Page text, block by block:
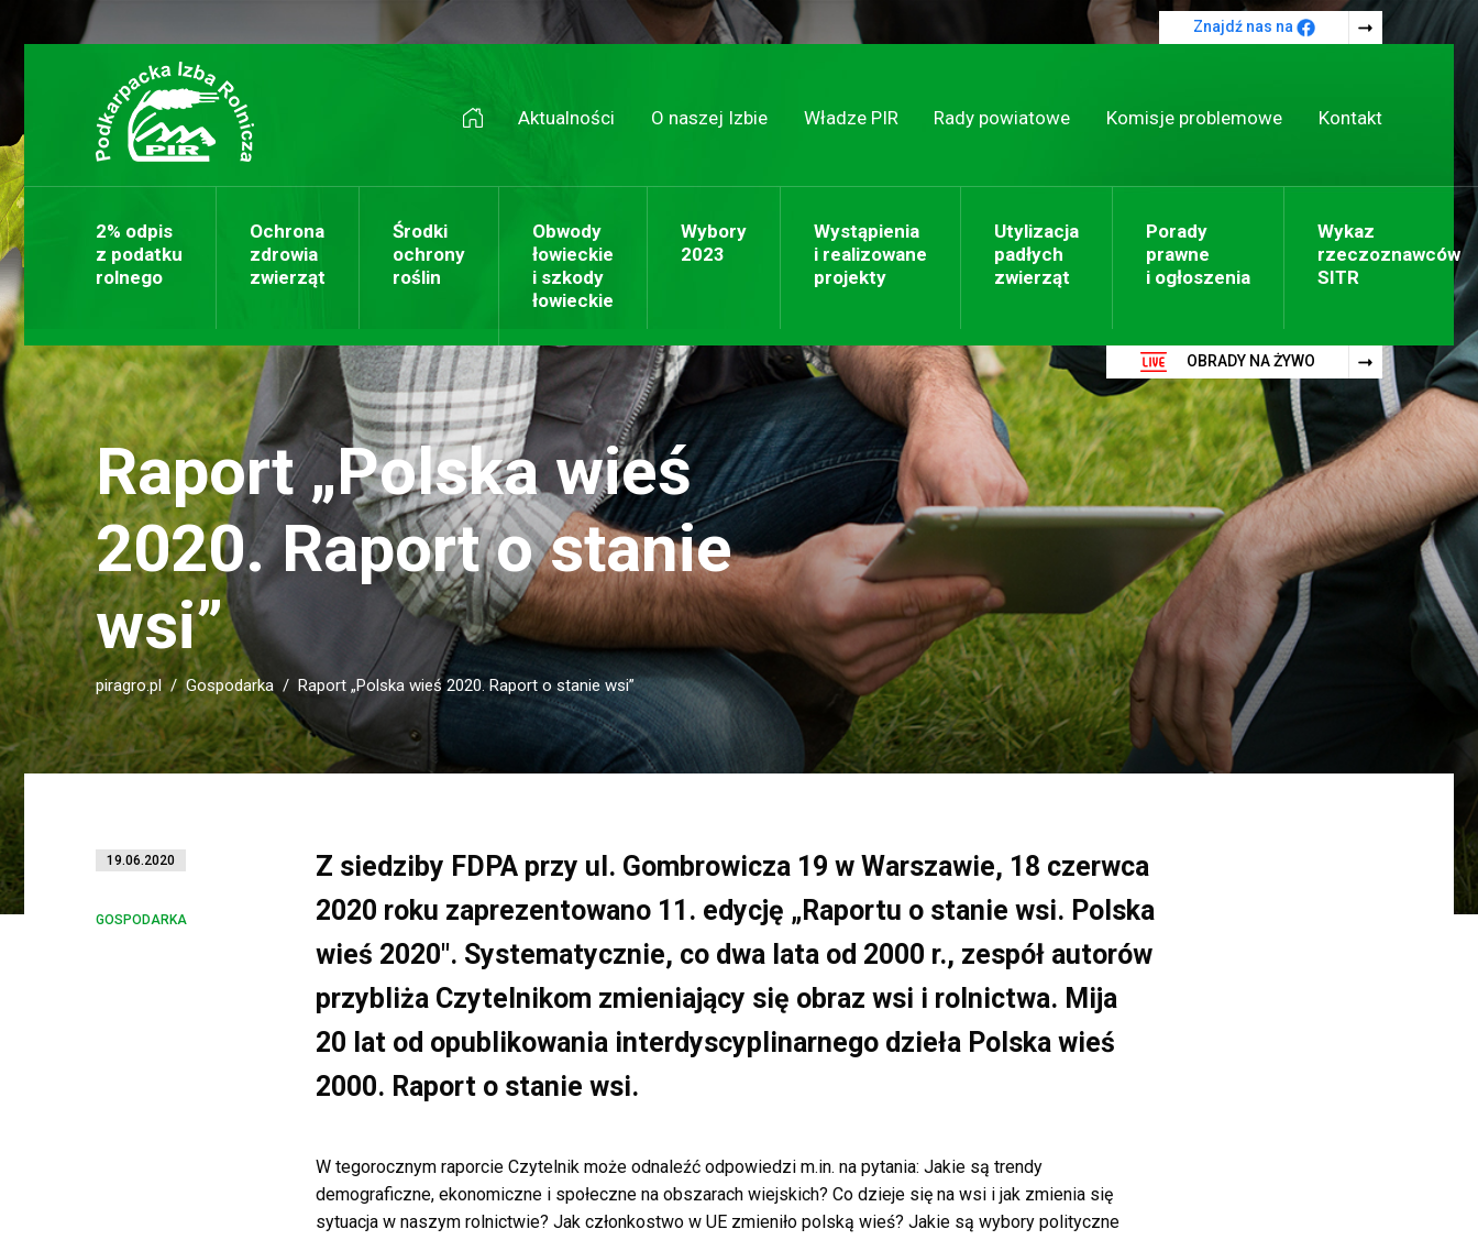
Przejdź do treści
Aktualności O naszej Izbie Władze PIR Rady powiatowe Komisje problemowe Kontakt
2% odpis
z podatku
rolnego
Ochrona
zdrowia
zwierząt
Środki
ochrony
roślin
Obwody
łowieckie
i szkody
łowieckie
Wybory
2023
Wystąpienia
i realizowane
projekty
Utylizacja
padłych
zwierząt
Porady
prawne
i ogłoszenia
Wykaz
rzeczoznawców
SITR
Znajdź nas na
OBRADY NA ŻYWO
Raport „Polska wieś
2020. Raport o stanie
wsi”
piragro.pl Gospodarka Raport „Polska wieś 2020. Raport o stanie wsi”
19.06.2020
GOSPODARKA
Z siedziby FDPA przy ul. Gombrowicza 19 w Warszawie, 18 czerwca
2020 roku zaprezentowano 11. edycję „Raportu o stanie wsi. Polska
wieś 2020″. Systematycznie, co dwa lata od 2000 r., zespół autorów
przybliża Czytelnikom zmieniający się obraz wsi i rolnictwa. Mija
20 lat od opublikowania interdyscyplinarnego dzieła Polska wieś
2000. Raport o stanie wsi.
W tegorocznym raporcie Czytelnik może odnaleźć odpowiedzi m.in. na pytania: Jakie są trendy
demograficzne, ekonomiczne i społeczne na obszarach wiejskich? Co dzieje się na wsi i jak zmienia się
sytuacja w naszym rolnictwie? Jak członkostwo w UE zmieniło polską wieś? Jakie są wybory polityczne